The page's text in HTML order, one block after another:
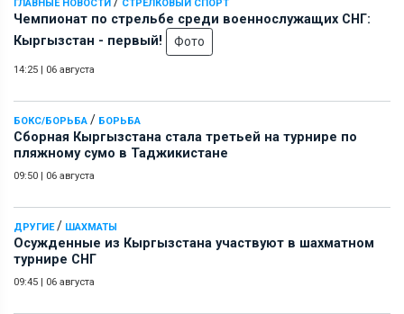
ГЛАВНЫЕ НОВОСТИ СТРЕЛКОВЫЙ СПОРТ
Чемпионат по стрельбе среди военнослужащих СНГ:
Кыргызстан - первый!
Фото
14:25 | 06 августа
БОКС/БОРЬБА / БОРЬБА
Сборная Кыргызстана стала третьей на турнире по
пляжному сумо в Таджикистане
09:50 | 06 августа
ДРУГИЕ/ ШАХМАТЫ
Осужденные из Кыргызстана участвуют в шахматном
турнире СНГ
09:45 | 06 августа